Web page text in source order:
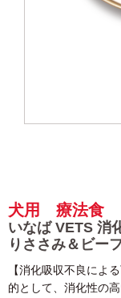
犬用 療法食
いなば VETS 消
りささみ＆ビー
【消化吸収不良によ
的として、消化性の